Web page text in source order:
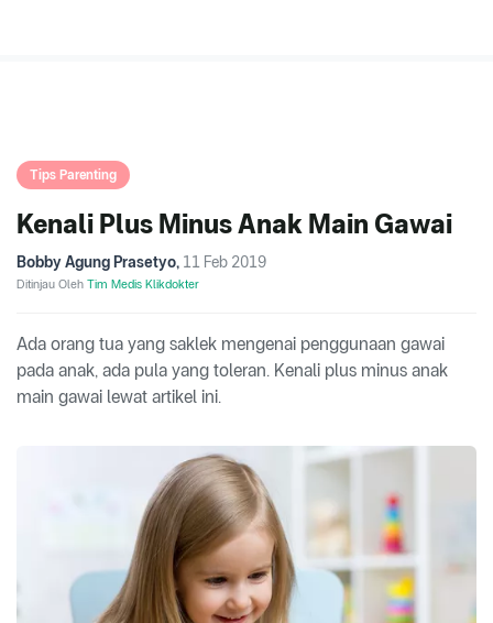
Tips Parenting
Kenali Plus Minus Anak Main Gawai
Bobby Agung Prasetyo, 11 Feb 2019
Ditinjau Oleh Tim Medis Klikdokter
Ada orang tua yang saklek mengenai penggunaan gawai
pada anak, ada pula yang toleran. Kenali plus minus anak
main gawai lewat artikel ini.